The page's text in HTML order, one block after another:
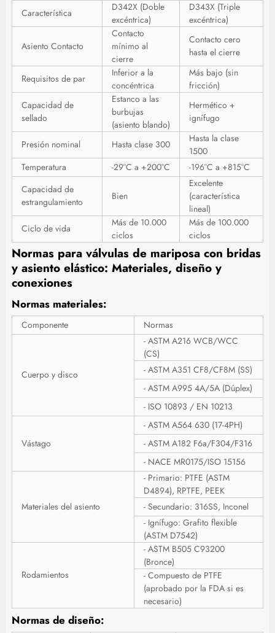
Característica
D342X (Doble
excéntrica)
D343X (Triple
excéntrica)
Asiento Contacto
Contacto
mínimo al
cierre
Contacto cero
hasta el cierre
Requisitos de par
Inferior a la
concéntrica
Más bajo (sin
fricción)
Capacidad de
sellado
Estanco a las
burbujas
(asiento blando)
Hermético +
ignífugo
Presión nominal Hasta clase 300
Hasta la clase
1500
Temperatura
-29°C a +200°C
-196°C a +815°C
Capacidad de
estrangulamiento
Bien
Excelente
(característica
lineal)
Ciclo de vida
Más de 10.000
ciclos
Más de 100.000
ciclos
Normas para válvulas de mariposa con bridas
y asiento elástico: Materiales, diseño y
conexiones
Normas materiales:
Componente Normas
Cuerpo y disco
- ASTM A216 WCB/WCC
(CS)
- ASTM A351 CF8/CF8M (SS)
- ASTM A995 4A/5A (Dúplex)
- ISO 10893 / EN 10213
Vástago
- ASTM A564 630 (17-4PH)
- ASTM A182 F6a/F304/F316
- NACE MR0175/ISO 15156
Materiales del asiento
- Primario: PTFE (ASTM
D4894), RPTFE, PEEK
- Secundario: 316SS, Inconel
- Ignífugo: Grafito flexible
(ASTM D7542)
Rodamientos
- ASTM B505 C93200
(Bronce)
- Compuesto de PTFE
(aprobado por la FDA si es
necesario)
Normas de diseño: